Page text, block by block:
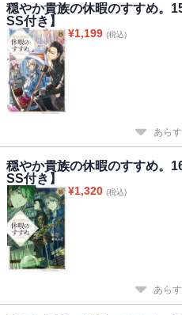
穏やか貴族の休暇のすすめ。
SS付き】
¥1,199 (税込)
あら
穏やか貴族の休暇のすすめ。
SS付き】
¥1,320 (税込)
あら